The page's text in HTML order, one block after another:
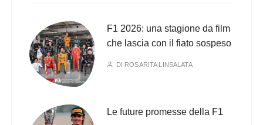
F1 2026: una stagione da film
che lascia con il fiato sospeso
DI ROSARITA LINSALATA
Le future promesse della F1